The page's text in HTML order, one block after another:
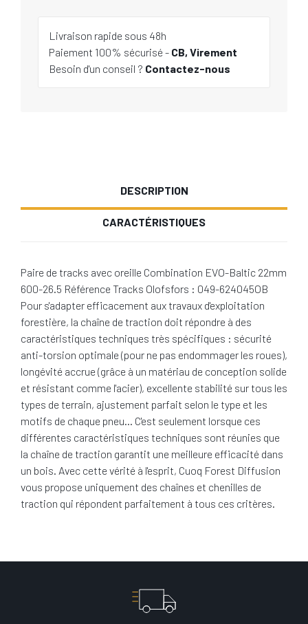
Livraison rapide sous 48h
Paiement 100% sécurisé - CB, Virement
Besoin d'un conseil ? Contactez-nous
DESCRIPTION
CARACTÉRISTIQUES
Paire de tracks avec oreille Combination EVO-Baltic 22mm
600-26.5 Référence Tracks Olofsfors : 049-624045OB
Pour s'adapter efficacement aux travaux d'exploitation
forestière, la chaîne de traction doit répondre à des
caractéristiques techniques très spécifiques : sécurité
anti-torsion optimale (pour ne pas endommager les roues),
longévité accrue (grâce à un matériau de conception solide
et résistant comme l'acier), excellente stabilité sur tous les
types de terrain, ajustement parfait selon le type et les
motifs de chaque pneu… C'est seulement lorsque ces
différentes caractéristiques techniques sont réunies que
la chaîne de traction garantit une meilleure efficacité dans
un bois. Avec cette vérité à l'esprit, Cuoq Forest Diffusion
vous propose uniquement des chaînes et chenilles de
traction qui répondent parfaitement à tous ces critères.